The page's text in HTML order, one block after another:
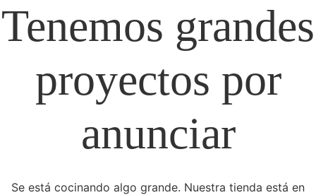
Tenemos grandes
proyectos por
anunciar
Se está cocinando algo grande. Nuestra tienda está en